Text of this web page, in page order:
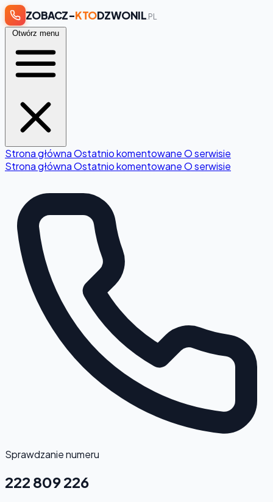
ZOBACZ-KTODZWONIL .PL
Otwórz menu
Strona głównaOstatnio komentowaneO serwisie
Strona głównaOstatnio komentowaneO serwisie
Sprawdzanie numeru
222 809 226